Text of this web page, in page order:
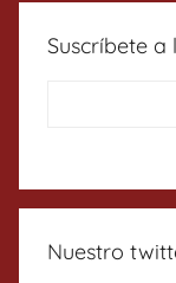
Suscríbete
Nuestro